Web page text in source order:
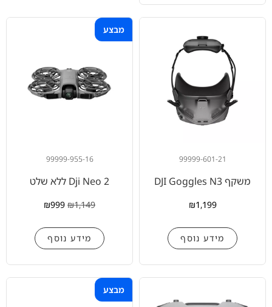
99999-601-21
משקף DJI Goggles N3
₪1,199
מידע נוסף
מבצע
99999-955-16
Dji Neo 2 ללא שלט
₪1,149
₪999
מידע נוסף
מבצע